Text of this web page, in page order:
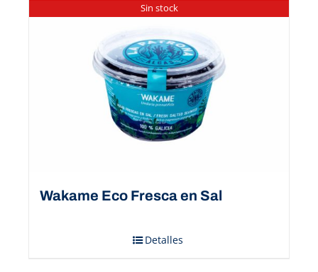
Sin stock
Wakame Eco Fresca en Sal
Detalles